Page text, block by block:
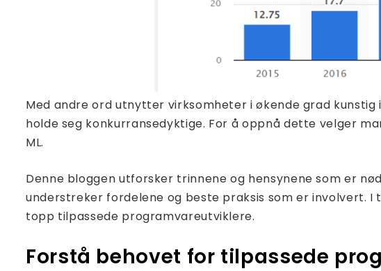
Med andre ord utnytter virksomheter i økende grad
holde seg konkurransedyktige. For å oppnå dette velger
ML.
Denne bloggen utforsker trinnene og hensynene som er
understreker fordelene og beste praksis som er involvert.
topp tilpassede programvareutviklere.
Forstå behovet for tilpassede